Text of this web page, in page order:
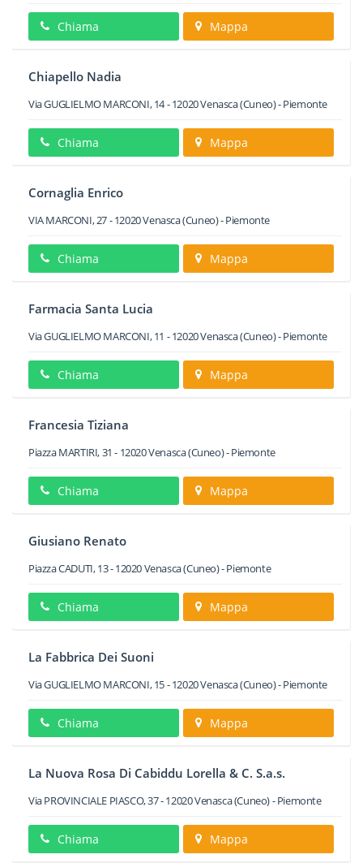
Chiama Mappa
Chiapello Nadia
Via GUGLIELMO MARCONI, 14-12020Venasca(Cuneo) -Piemonte
Chiama Mappa
Cornaglia Enrico
VIA MARCONI, 27-12020Venasca(Cuneo) -Piemonte
Chiama Mappa
Farmacia Santa Lucia
Via GUGLIELMO MARCONI, 11 -12020Venasca(Cuneo) -Piemonte
Chiama Mappa
Francesia Tiziana
Piazza MARTIRI, 31 - 12020Venasca(Cuneo) -Piemonte
Chiama Mappa
Giusiano Renato
Piazza CADUTI, 13-12020Venasca(Cuneo) -Piemonte
Chiama Mappa
La Fabbrica Dei Suoni
Via GUGLIELMO MARCONI, 15-12020Venasca(Cuneo) -Piemonte
Chiama Mappa
La Nuova Rosa Di Cabiddu Lorella & C. S.a.s.
Via PROVINCIALE PIASCO, 37-12020Venasca(Cuneo) -Piemonte
Chiama Mappa